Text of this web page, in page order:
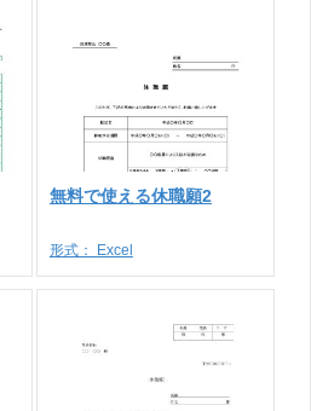
無料で使える休職願2
形式： Excel